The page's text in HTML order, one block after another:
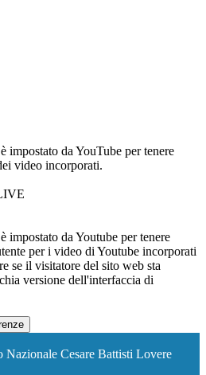
impostato da YouTube per tenere
video incorporati.
impostato da Youtube per tenere
per i video di Youtube incorporati
se il visitatore del sito web sta
versione dell'interfaccia di
Nazionale Cesare Battisti Lovere